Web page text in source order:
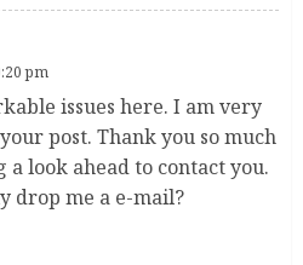
pm
issues here. I am very
post. Thank you so much
a look ahead to contact you.
drop me a e-mail?